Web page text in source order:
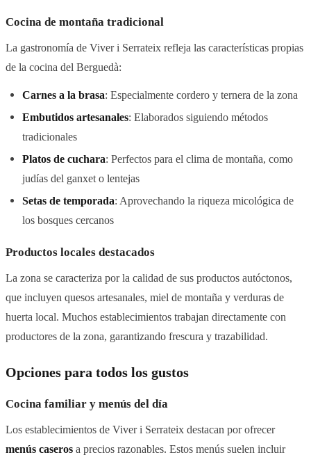
Cocina de montaña tradicional
La gastronomía de Viver i Serrateix refleja las características propias
de la cocina del Berguedà:
Carnes a la brasa: Especialmente cordero y ternera de la zona
Embutidos artesanales: Elaborados siguiendo métodos
tradicionales
Platos de cuchara: Perfectos para el clima de montaña, como
judías del ganxet o lentejas
Setas de temporada: Aprovechando la riqueza micológica de
los bosques cercanos
Productos locales destacados
La zona se caracteriza por la calidad de sus productos autóctonos,
que incluyen quesos artesanales, miel de montaña y verduras de
huerta local. Muchos establecimientos trabajan directamente con
productores de la zona, garantizando frescura y trazabilidad.
Opciones para todos los gustos
Cocina familiar y menús del día
Los establecimientos de Viver i Serrateix destacan por ofrecer
menús caseros a precios razonables. Estos menús suelen incluir